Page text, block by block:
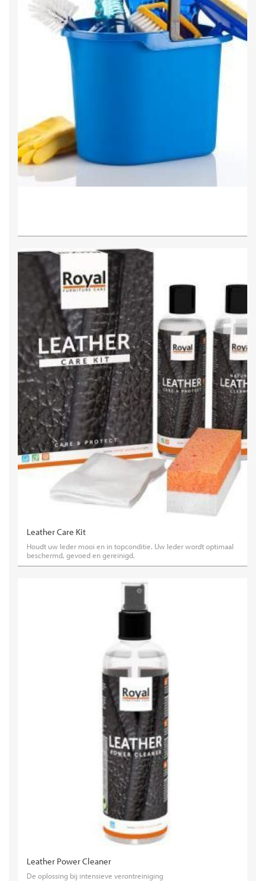
Leather Care Kit
Houdt uw leder mooi en in topconditie. Uw leder wordt optimaal
beschermd, gevoed en gereinigd.
Leather Power Cleaner
De oplossing bij intensieve verontreiniging